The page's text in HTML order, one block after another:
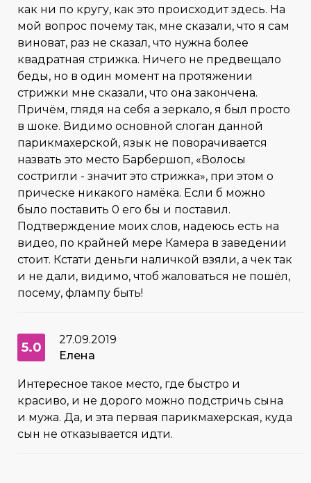
как ни по кругу, как это происходит здесь. На
мой вопрос почему так, мне сказали, что я сам
виноват, раз не сказал, что нужна более
квадратная стрижка. Ничего не предвещало
беды, но в один момент на протяжении
стрижки мне сказали, что она закончена.
Причём, глядя на себя а зеркало, я был просто
в шоке. Видимо основной слоган данной
парикмахерской, язык не поворачивается
назвать это место Барбершоп, «Волосы
состригли - значит это стрижка», при этом о
прическе никакого намёка. Если б можно
было поставить 0 его бы и поставил.
Подтверждение моих слов, надеюсь есть на
видео, по крайней мере Камера в заведении
стоит. Кстати деньги наличкой взяли, а чек так
и не дали, видимо, чтоб жаловаться не пошёл,
посему, флампу быть!
5.0
27.09.2019
Елена
Интересное такое место, где быстро и
красиво, и не дорого можно подстричь сына
и мужа. Да, и эта первая парикмахерская, куда
сын не отказывается идти.